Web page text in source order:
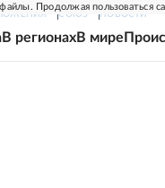
Продолжая пользоваться
СОЮЗ НОВОСТИ
В регионахВ мире